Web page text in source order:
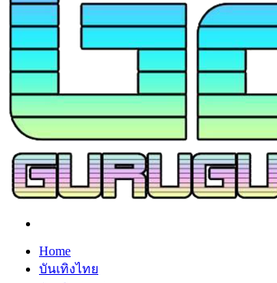
Home
บันเทิงไทย